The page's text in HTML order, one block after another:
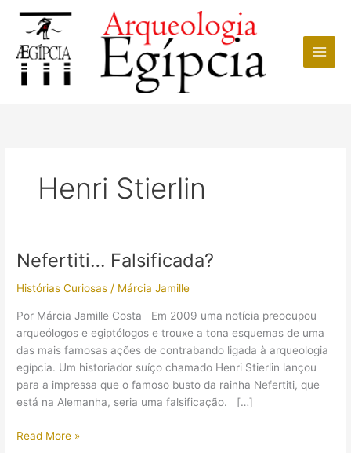
conteúdo
Henri Stierlin
Nefertiti… Falsificada?
Histórias Curiosas / Márcia Jamille
Por Márcia Jamille Costa Em 2009 uma notícia preocupou
arqueólogos e egiptólogos e trouxe a tona esquemas de uma
das mais famosas ações de contrabando ligada à arqueologia
egípcia. Um historiador suíço chamado Henri Stierlin lançou
para a impressa que o famoso busto da rainha Nefertiti, que
está na Alemanha, seria uma falsificação. […]
Nefertiti…
Read More »